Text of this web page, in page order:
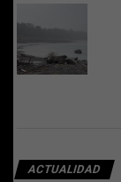
ACTUALIDAD